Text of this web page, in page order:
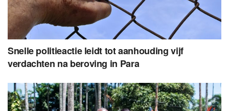
Snelle politieactie leidt tot aanhouding vijf
verdachten na beroving in Para